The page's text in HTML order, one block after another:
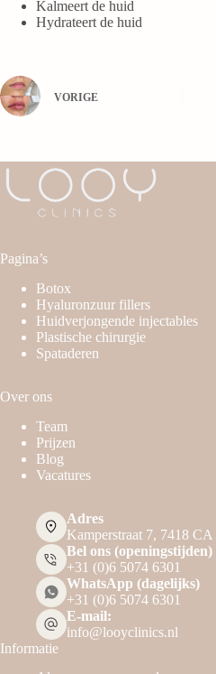
Kalmeert de huid
Hydrateert de huid
VORIGE
Pagina’s
Botox
Hyaluronzuur fillers
Huidverjongende injectables
Plastische chirurgie
Spataderen
Over ons
Team
Prijzen
Blog
Vacatures
Adres
Kamperstraat 7, 7418
Bel ons (openingstijden)
+31 (0)6 5074 6301
WhatsApp (dagelijks)
+31 (0)6 5074 6301
E-mail:
info@looyclinics.nl
Informatie